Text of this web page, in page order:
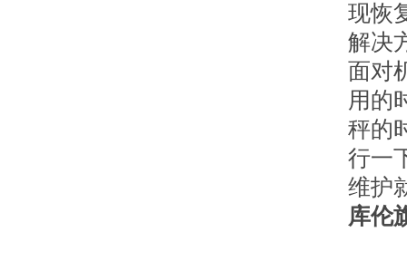
现恢
解决
面对
用的
秤的
行一
维护
库伦